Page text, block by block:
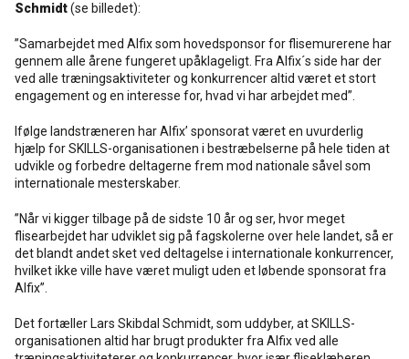
Schmidt(se billedet):
”Samarbejdet med Alfix som hovedsponsor for flisemurerene har
gennem alle årene fungeret upåklageligt. Fra Alfix´s side har der
ved alle træningsaktiviteter og konkurrencer altid været et stort
engagement og en interesse for, hvad vi har arbejdet med”.
Ifølge landstræneren har Alfix’ sponsorat været en uvurderlig
hjælp for SKILLS-organisationen i bestræbelserne på hele tiden at
udvikle og forbedre deltagerne frem mod nationale såvel som
internationale mesterskaber.
”Når vi kigger tilbage på de sidste 10 år og ser, hvor meget
flisearbejdet har udviklet sig på fagskolerne over hele landet, så er
det blandt andet sket ved deltagelse i internationale konkurrencer,
hvilket ikke ville have været muligt uden et løbende sponsorat fra
Alfix”.
Det fortæller Lars Skibdal Schmidt, som uddyber, at SKILLS-
organisationen altid har brugt produkter fra Alfix ved alle